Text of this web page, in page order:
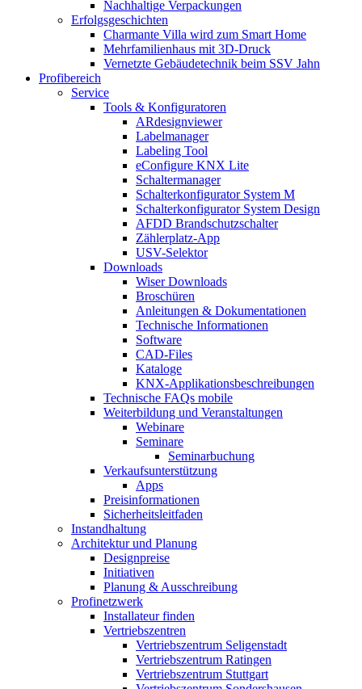
Nachhaltige Verpackungen
Erfolgsgeschichten
Charmante Villa wird zum Smart Home
Mehrfamilienhaus mit 3D-Druck
Vernetzte Gebäudetechnik beim SSV Jahn
Profibereich
Service
Tools & Konfiguratoren
ARdesignviewer
Labelmanager
Labeling Tool
eConfigure KNX Lite
Schaltermanager
Schalterkonfigurator System M
Schalterkonfigurator System Design
AFDD Brandschutzschalter
Zählerplatz-App
USV-Selektor
Downloads
Wiser Downloads
Broschüren
Anleitungen & Dokumentationen
Technische Informationen
Software
CAD-Files
Kataloge
KNX-Applikationsbeschreibungen
Technische FAQs mobile
Weiterbildung und Veranstaltungen
Webinare
Seminare
Seminarbuchung
Verkaufsunterstützung
Apps
Preisinformationen
Sicherheitsleitfaden
Instandhaltung
Architektur und Planung
Designpreise
Initiativen
Planung & Ausschreibung
Profinetzwerk
Installateur finden
Vertriebszentren
Vertriebszentrum Seligenstadt
Vertriebszentrum Ratingen
Vertriebszentrum Stuttgart